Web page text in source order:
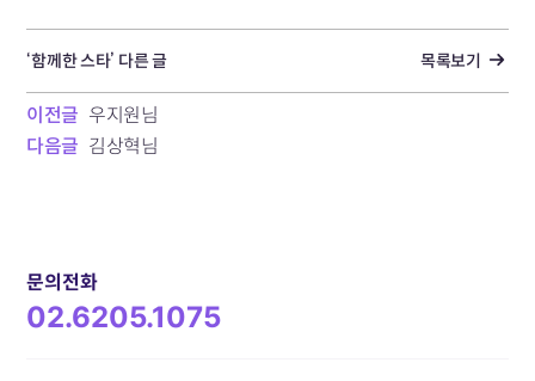
‘함께한 스타’ 다른 글 목록보기
이전글 우지원님
다음글 김상혁님
문의전화
02.6205.1075